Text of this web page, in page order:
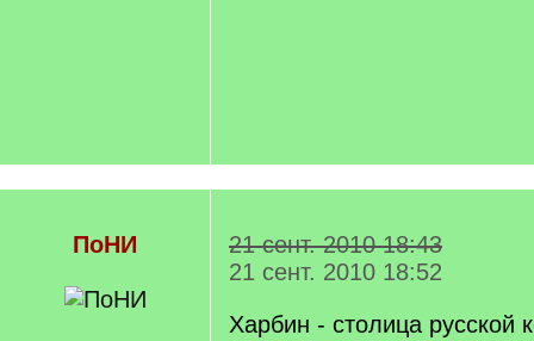
ПоНИ
21 сент. 2010 18:43
21 сент. 2010 18:52
Харбин - столица русской